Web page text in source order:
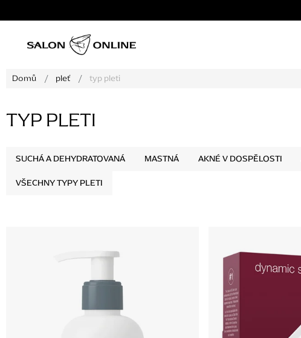
na
Domů
/ pleť / typ pleti
TYP PLETI
SUCHÁ A DEHYDRATOVANÁ MASTNÁ AKNÉ V DOSPĚLOSTI
VŠECHNY TYPY PLETI